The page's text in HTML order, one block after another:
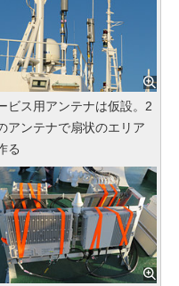
ビス用アンテナは仮設。2
アンテナで扇状のエリア
る